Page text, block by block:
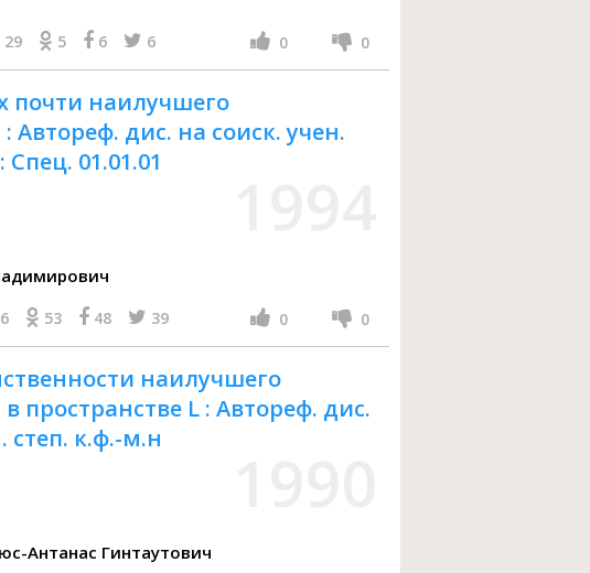
29 5 6 6 0 0
почти наилучшего
Автореф. дис. на соиск. учен.
01.01.01
53 48 39 0 0
наилучшего
пространстве L : Автореф. дис.
степ. к.ф.-м.н
Антанас Гинтаутович